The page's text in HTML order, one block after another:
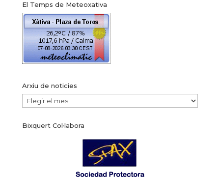
El Temps de Meteoxativa
Arxiu de noticies
Arxiu
noticies
Bixquert Col·labora